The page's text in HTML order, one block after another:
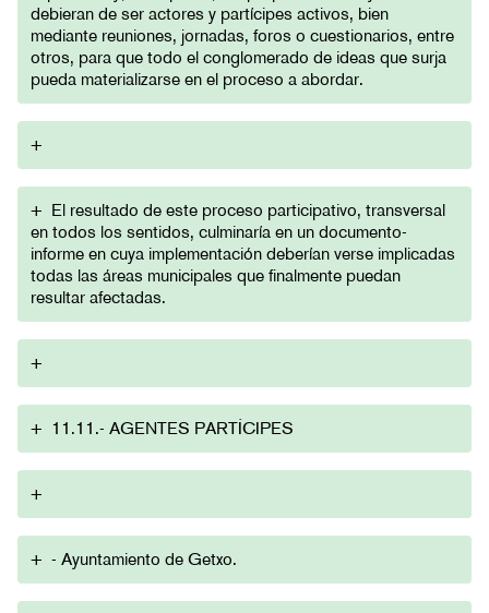
debieran de ser actores y partícipes activos, bien
mediante reuniones, jornadas, foros o cuestionarios, entre
otros, para que todo el conglomerado de ideas que surja
pueda materializarse en el proceso a abordar.
+
+ El resultado de este proceso participativo, transversal
en todos los sentidos, culminaría en un documento-
informe en cuya implementación deberían verse implicadas
todas las áreas municipales que finalmente puedan
resultar afectadas.
+
+ 11.11.- AGENTES PARTÍCIPES
+
+ - Ayuntamiento de Getxo.